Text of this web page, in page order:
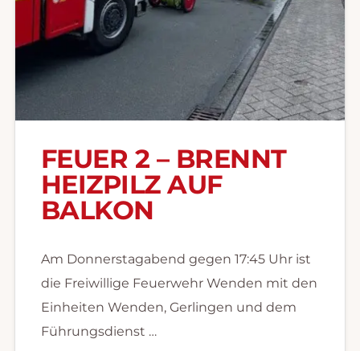
FEUER 2 – BRENNT
HEIZPILZ AUF
BALKON
Am Donnerstagabend gegen 17:45 Uhr ist
die Freiwillige Feuerwehr Wenden mit den
Einheiten Wenden, Gerlingen und dem
Führungsdienst …